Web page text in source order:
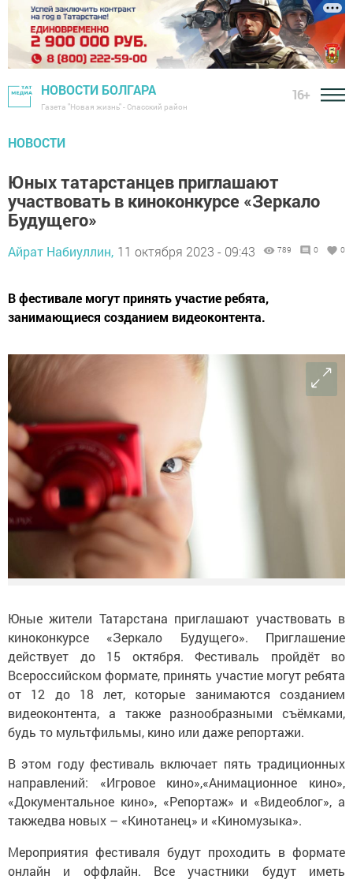
НОВОСТИ БОЛГАРА
Газета "Новая жизнь" - Спасский район
16+
НОВОСТИ
Юных татарстанцев приглашают
участвовать в киноконкурсе «Зеркало
Будущего»
Айрат Набиуллин, 11 октября 2023 - 09:43 789 0 0
В фестивале могут принять участие ребята,
занимающиеся созданием видеоконтента.
Юные жители Татарстана приглашают участвовать в
киноконкурсе «Зеркало Будущего». Приглашение
действует до 15 октября. Фестиваль пройдёт во
Всероссийском формате, принять участие могут ребята
от 12 до 18 лет, которые занимаются созданием
видеоконтента, а также разнообразными съёмками,
будь то мультфильмы, кино или даже репортажи.
В этом году фестиваль включает пять традиционных
направлений: «Игровое кино»,«Анимационное кино»,
«Документальное кино», «Репортаж» и «Видеоблог», а
такжедва новых – «Кинотанец» и «Киномузыка».
Мероприятия фестиваля будут проходить в формате
онлайн и оффлайн. Все участники будут иметь